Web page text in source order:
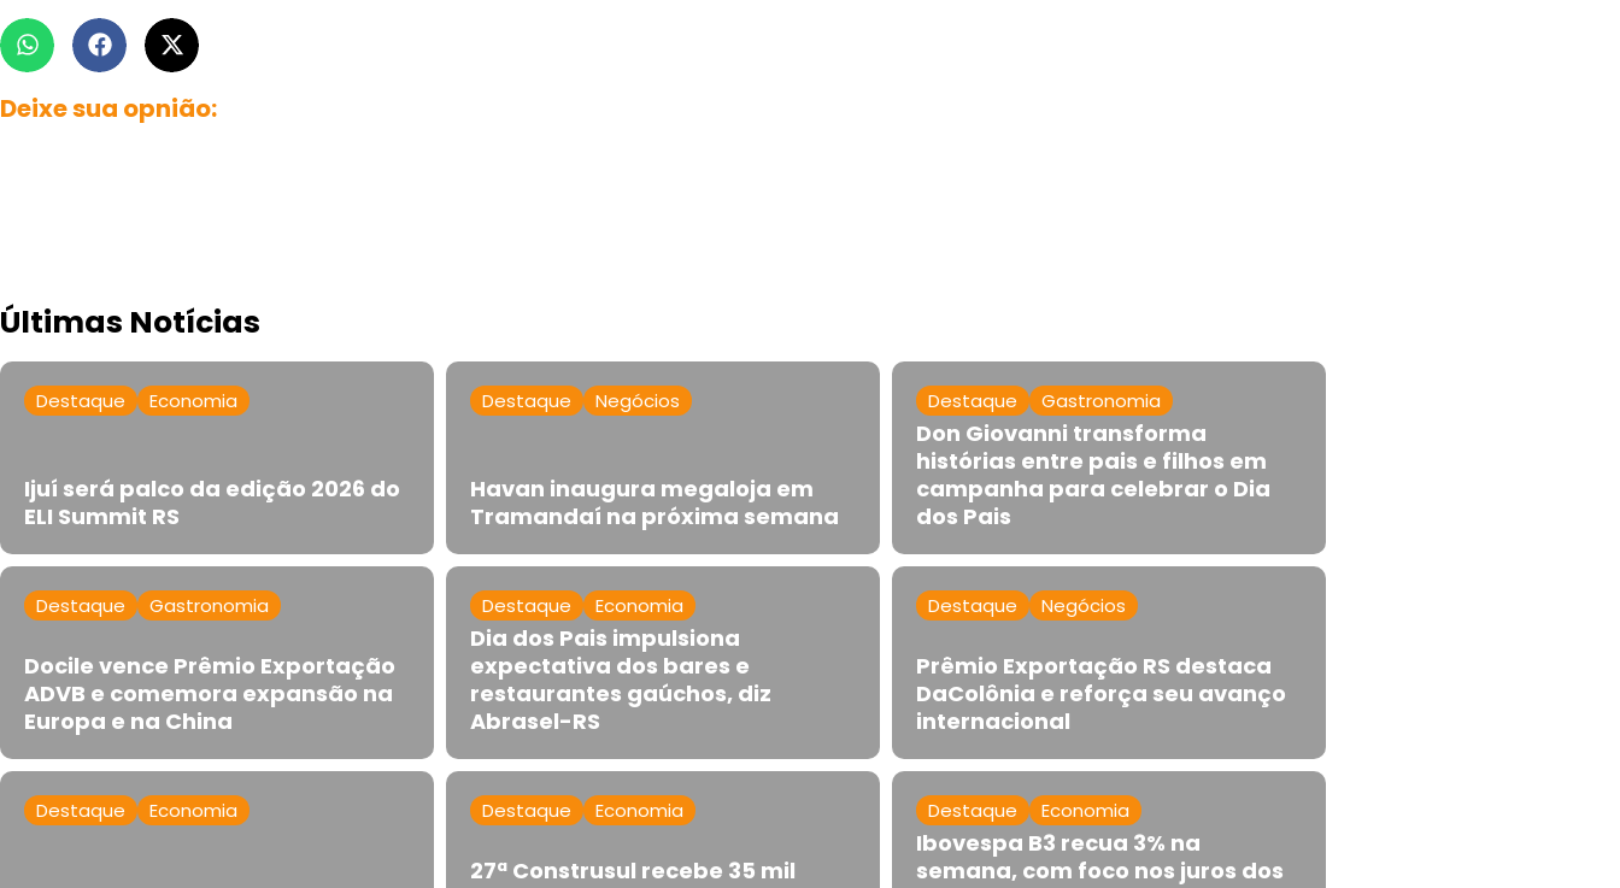
Deixe sua opnião:
Últimas Notícias
Destaque Economia
Ijuí será palco da edição 2026 do
ELI Summit RS
Destaque Negócios
Havan inaugura megaloja em
Tramandaí na próxima semana
Destaque Gastronomia
Don Giovanni transforma
histórias entre pais e filhos em
campanha para celebrar o Dia
dos Pais
Destaque Gastronomia
Docile vence Prêmio Exportação
ADVB e comemora expansão na
Europa e na China
Destaque Economia
Dia dos Pais impulsiona
expectativa dos bares e
restaurantes gaúchos, diz
Abrasel-RS
Destaque Negócios
Prêmio Exportação RS destaca
DaColônia e reforça seu avanço
internacional
Destaque Economia Destaque Economia
27ª Construsul recebe 35 mil
Destaque Economia
Ibovespa B3 recua 3% na
semana, com foco nos juros dos